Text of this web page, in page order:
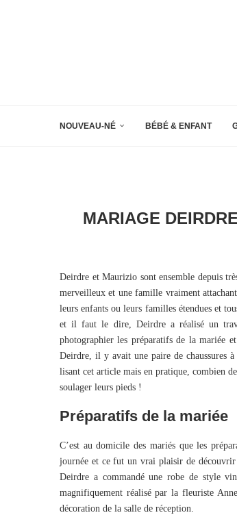
NOUVEAU-NÉ BÉBÉ & ENFANT
MARIAGE
Deirdre et Maurizio sont ensemble depuis
merveilleux et une famille vraiment
leurs enfants ou leurs familles étendues et
et il faut le dire, Deirdre a réalisé un
photographier les préparatifs de la mariée
Deirdre, il y avait une paire de chaussures
lisant cet article mais en pratique, combien
soulager leurs pieds !
Préparatifs de la mariée
C’est au domicile des mariés que les
journée et ce fut un vrai plaisir de découvrir
Deirdre a commandé une robe de style
magnifiquement réalisé par la fleuriste
décoration de la salle de réception.